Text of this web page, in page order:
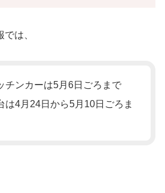
は、
チンカーは5月6日ごろまで
は4月24日から5月10日ごろま